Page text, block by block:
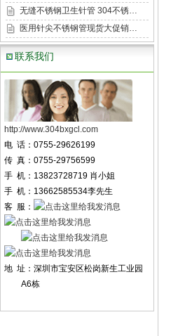
无缝不锈钢卫生针管 304不锈…
医用针尖不锈钢管现货大促销…
联系我们
http://www.304bxgcl.com
电 话：0755-29626199
传 真：0755-29756599
手 机：13823728719 肖小姐
手 机：13662585534李先生
客 服：
地 址：深圳市宝安区松岗新生工业园
A6栋